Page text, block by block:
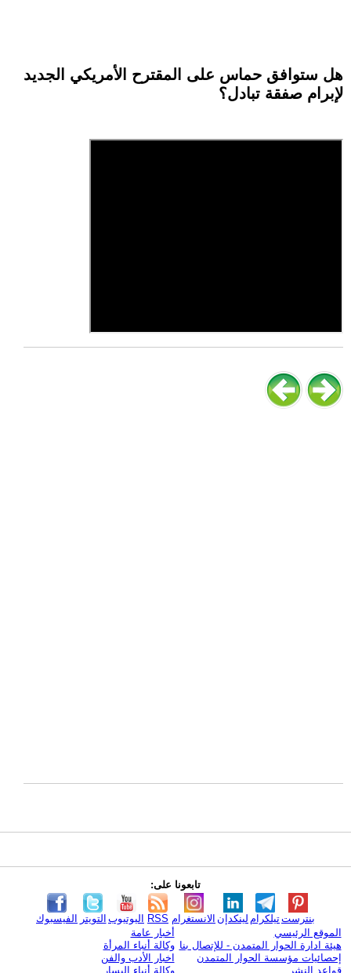
هل ستوافق حماس على المقترح الأمريكي الجديد
لإبرام صفقة تبادل؟
تابعونا على:
الفيسبوك التويتر اليوتيوب RSS الانستغرام لينكدإن تيلكرامبنترست
الموقع الرئيسي
هيئة ادارة الحوار المتمدن - للإتصال بنا
إحصائيات مؤسسة الحوار المتمدن
قواعد النشر
أخبار عامة
وكالة أنباء المرأة
اخبار الأدب والفن
وكالة أنباء اليسار